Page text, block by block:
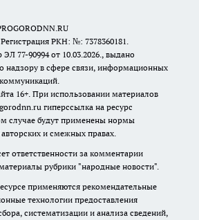
РКН: №: 7378360181.
77-90994 от 10.03.2026., выдано
надзору в сфере связи, информационных
16+. При использовании материалов
гиперссылка на ресурс
случае будут применены нормы
и смежных правах.
ответственности за комментарии
рубрики "народные новости".
применяются рекомендательные
технологии предоставления
систематизации и анализа сведений,